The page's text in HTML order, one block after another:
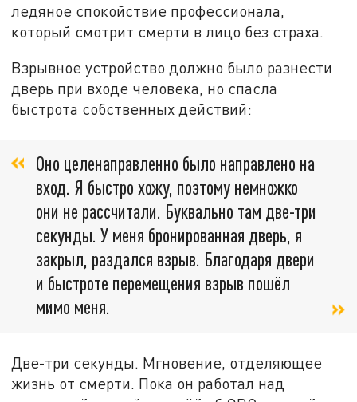
ледяное спокойствие профессионала,
который смотрит смерти в лицо без страха.
Взрывное устройство должно было разнести
дверь при входе человека, но спасла
быстрота собственных действий:
Оно целенаправленно было направлено на
вход. Я быстро хожу, поэтому немножко
они не рассчитали. Буквально там две-три
секунды. У меня бронированная дверь, я
закрыл, раздался взрыв. Благодаря двери
и быстроте перемещения взрыв пошёл
мимо меня.
Две-три секунды. Мгновение, отделяющее
жизнь от смерти. Пока он работал над